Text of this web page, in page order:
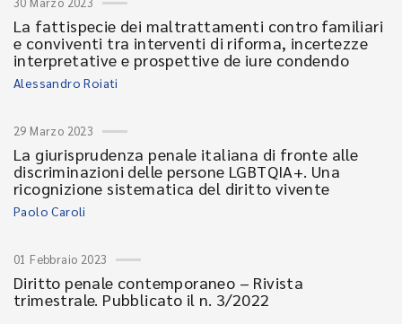
La fattispecie dei maltrattamenti contro familiari
e conviventi tra interventi di riforma, incertezze
interpretative e prospettive de iure condendo
Alessandro Roiati
29 Marzo 2023
La giurisprudenza penale italiana di fronte alle
discriminazioni delle persone LGBTQIA+. Una
ricognizione sistematica del diritto vivente
Paolo Caroli
01 Febbraio 2023
Diritto penale contemporaneo – Rivista
trimestrale. Pubblicato il n. 3/2022